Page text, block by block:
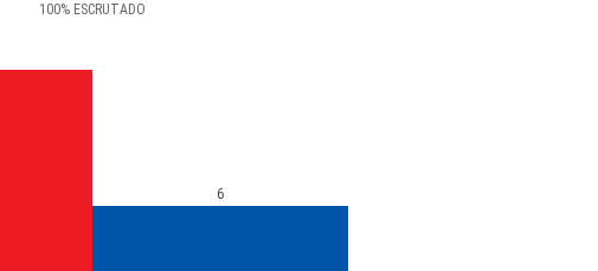
100%ESCRUTADO
6